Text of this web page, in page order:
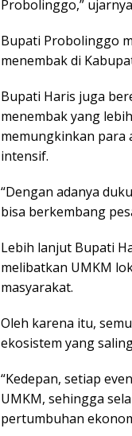
Probolinggo,”
Bupati Probolinggo
menembak di
Bupati Haris juga
menembak yang
memungkinkan para
intensif.
“Dengan adanya
bisa berkembang
Lebih lanjut Bupati
melibatkan UMKM
masyarakat.
Oleh karena itu,
ekosistem yang
“Kedepan, setiap
UMKM, sehingga
pertumbuhan